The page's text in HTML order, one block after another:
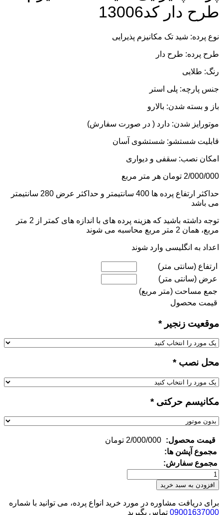
طرح دار کد13006
نوع پرده: شید تک مکانیزم پذیرایی
طرح پرده: طرح دار
رنگ: طلایی
جنس پارچه: پلی استر
باز و بسته شدن: بالارو
موتورایز شدن: دارد ( در صورت سفارش)
قابلیت شستشو: شستشوی آسان
امکان نصب: سقفی و دیواری
2/000/000 تومان هر متر مربع
حداکثر ارتفاع پرده ها 400 سانتیمتر و حداکثر عرض 280 سانتیمتر
می باشد
توجه داشته باشید که هزینه پرده های با اندازه های کمتر از 2 متر
مربع، همان 2 متر مربع محاسبه می شوند
اعداد به انگلیسی وارد شوند
ارتفاع (سانتی متر)
عرض (سانتی متر)
جمع مساحت (متر مربع)
قیمت محصول
موقعیت زنجیر *
محل نصب *
مکانیسم حرکتی *
قیمت محصول: 2/000/000 تومان
مجموع آپشن ها:
مجموع سفارش:
پرده
پذیرایی
شید
تک
مکانیزم
افزودن به سبد خرید
برای دریافت مشاوره در مورد خرید انواع پرده، می توانید با شماره
09001637000 تماس بگیرید